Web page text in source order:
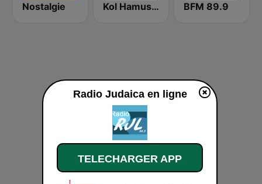
Nostalgie Kol Hamusica - IBA Voice of Music (רדיו קול המוזיקה) BFM 89.9
Radio Judaica en ligne
TELECHARGER APP